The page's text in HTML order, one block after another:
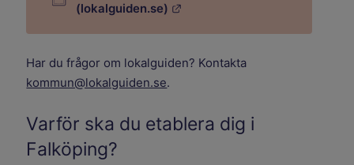
(lokalguiden.se)
Har du frågor om lokalguiden? Kontakta
kommun@lokalguiden.se.
Varför ska du etablera dig i
Falköping?